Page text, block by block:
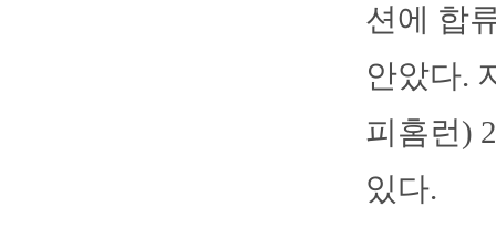
션에 합
안았다.
피홈런)
있다.